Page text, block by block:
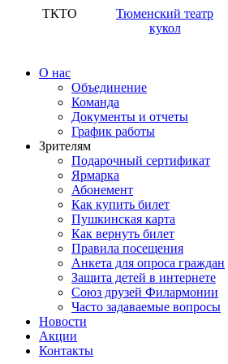
ТКТО
Тюменский театр
кукол
О нас
Объединение
Команда
Документы и отчеты
График работы
Зрителям
Подарочный сертификат
Ярмарка
Абонемент
Как купить билет
Пушкинская карта
Как вернуть билет
Правила посещения
Анкета для опроса граждан
Защита детей в интернете
Союз друзей Филармонии
Часто задаваемые вопросы
Новости
Акции
Контакты